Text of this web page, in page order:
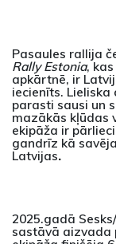
Pasaules rallija
Rally Estonia,
apkārtnē, ir
iecienīts.
parasti sausi un
mazākās kļūdas
ekipāža ir
gandrīz kā
Latvijas.
2025.gadā
sastāvā aizvada